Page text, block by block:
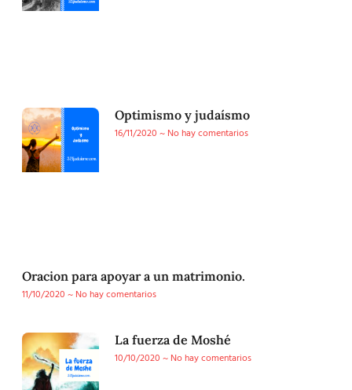
Optimismo y judaísmo
16/11/2020
No hay comentarios
Oracion para apoyar a un matrimonio.
11/10/2020
No hay comentarios
La fuerza de Moshé
10/10/2020
No hay comentarios